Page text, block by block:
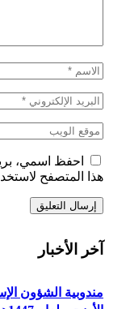
احفظ اسمي،
هذا المتصفح
آخر الأخبار
مندوبية الشؤون